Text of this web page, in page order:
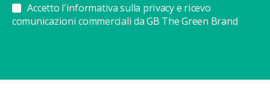
Accetto l'informativa sulla privacy e ricevo
comunicazioni commerciali da GB The Green Brand